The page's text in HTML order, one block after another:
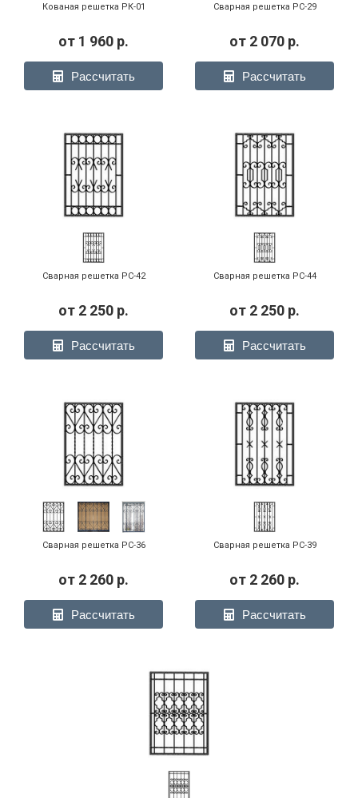
Кованая решетка РК-01
от 1 960 р.
Рассчитать
Сварная решетка РС-29
от 2 070 р.
Рассчитать
Сварная решетка РС-42
от 2 250 р.
Рассчитать
Сварная решетка РС-44
от 2 250 р.
Рассчитать
Сварная решетка РС-36
от 2 260 р.
Рассчитать
Сварная решетка РС-39
от 2 260 р.
Рассчитать